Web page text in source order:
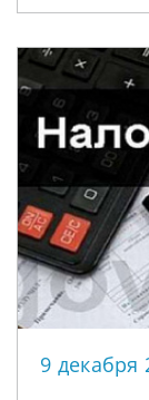
а также
9 декабря